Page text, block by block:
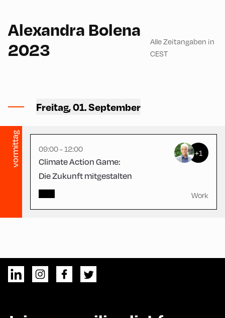
Alexandra Bolena
2023
Alle Zeitangaben in
CEST
Freitag, 01. September
vormittag
Room
09:00 - 12:00
Climate Action Game:
Die Zukunft mitgestalten
+1
Work